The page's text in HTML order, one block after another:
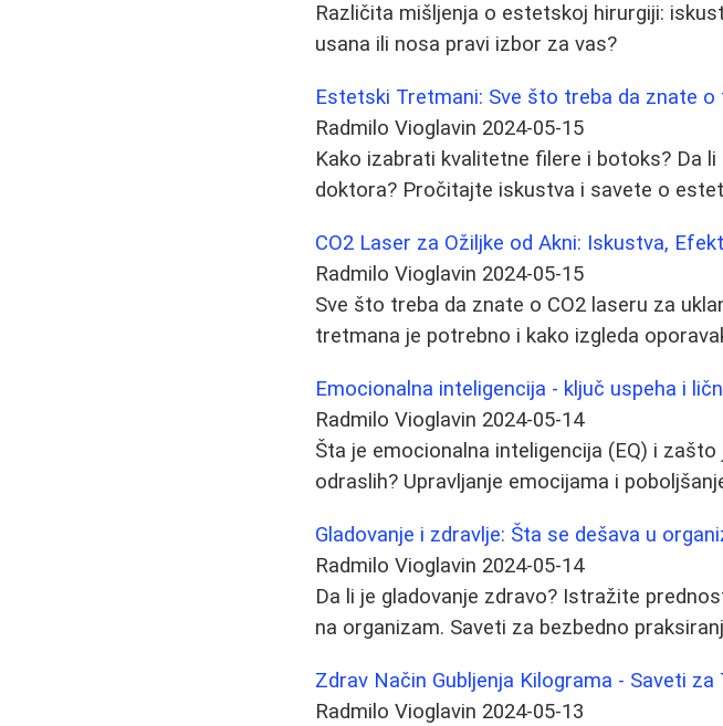
Različita mišljenja o estetskoj hirurgiji:
usana ili nosa pravi izbor za vas?
Estetski Tretmani: Sve što treba da znate
Radmilo Vioglavin 2024-05-15
Kako izabrati kvalitetne filere i botoks? Da
doktora? Pročitajte iskustva i savete o
CO2 Laser za Ožiljke od Akni: Iskustva,
Radmilo Vioglavin 2024-05-15
Sve što treba da znate o CO2 laseru za
tretmana je potrebno i kako izgleda
Emocionalna inteligencija - ključ uspeha i
Radmilo Vioglavin 2024-05-14
Šta je emocionalna inteligencija (EQ) i
odraslih? Upravljanje emocijama i
Gladovanje i zdravlje: Šta se dešava u
Radmilo Vioglavin 2024-05-14
Da li je gladovanje zdravo? Istražite
na organizam. Saveti za bezbedno
Zdrav Način Gubljenja Kilograma - Saveti
Radmilo Vioglavin 2024-05-13